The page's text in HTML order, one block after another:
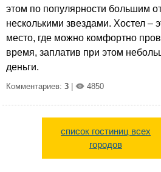
этом по популярности большим
несколькими звездами. Хостел –
место, где можно комфортно
время, заплатив при этом
деньги.
Комментариев: 3 4850
список гостиниц всех
городов